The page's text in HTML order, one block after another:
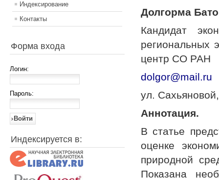
Индексирование
Контакты
Форма входа
Логин:
Пароль:
Индексируется в:
Долгорма
Кандидат
региональных
центр СО РАН
dolgor@mail.ru
ул.
Аннотация.
В статье
оценке
природной
Показана